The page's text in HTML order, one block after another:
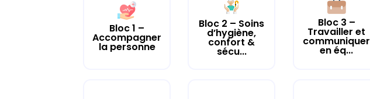
Bloc 1 –
Accompagner
la personne
Bloc 2 – Soins
d’hygiène,
confort &
sécu...
Bloc 3 –
Travailler et
communiquer
en éq...